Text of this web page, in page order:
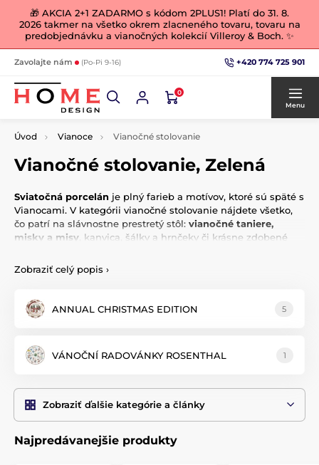
🎁 AKCIA 2+1 ZADARMO s kódom 2PLUS1! Platí do 31. 8.
2026 takmer na všetko okrem zlacneného tovaru, tovaru na
predobjednávku a vianočných kolekcií Villeroy & Boch. ✨
Zavolajte nám (Po-Pi 9-16) +420 774 725 901
0
Menu
Úvod Vianoce Vianočné stolovanie
Vianočné stolovanie, Zelená
Sviatočná porcelán je plný farieb a motívov, ktoré sú späté s
Vianocami. V kategórii vianočné stolovanie nájdete všetko,
čo patrí na slávnostne prestretý stôl: vianočné taniere,
misky a misy , kanvica, šálky a hrnčeky či krásne zdobené
vianočné ozdoby v rovnakom štýle. Váš vianočný porcelánový
servis potom tiež môžete vkusne doplniť kúsky bieleho
klasickej bielej alebo kombináciu červeno-zelenej,
vykúzlite
nezabudnuteľnú vianočnú atmosféru
aj ako vianočný darček pre mamičky a babičky.
Zobraziť celý popis ›
ANNUAL CHRISTMAS EDITION 5
VÁNOČNÍ RADOVÁNKY ROSENTHAL 1
Zobraziť ďalšie kategórie a články
Najpredávanejšie produkty